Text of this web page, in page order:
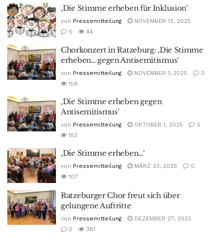
‚Die Stimme erheben für Inklusion‘
von Pressemitteilung
NOVEMBER 13, 2025
0
44
Chorkonzert in Ratzeburg: ‚Die Stimme
erheben… gegen Antisemitismus‘
von Pressemitteilung NOVEMBER 1, 2025
0
158
‚Die Stimme erheben gegen
Antisemitismus‘
von Pressemitteilung OKTOBER 1, 2025
0
153
‚Die Stimme erheben…‘
von Pressemitteilung MÄRZ 23, 2025
0
107
Ratzeburger Chor freut sich über
gelungene Auftritte
von Pressemitteilung
DEZEMBER 27, 2023
0
381